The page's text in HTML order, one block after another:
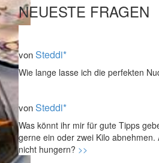
NEUESTE FRAGEN
vonSteddi*
Wie lange lasse ich die perfekten
vonSteddi*
Was könnt ihr mir für gute Tipps
gerne ein oder zwei Kilo abnehmen.
nicht hungern? >>